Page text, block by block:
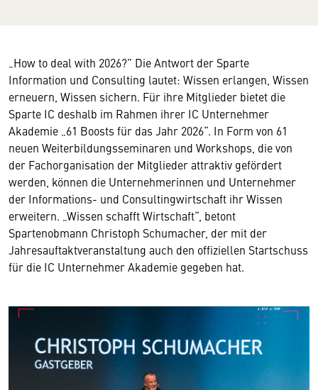
„How to deal with 2026?” Die Antwort der Sparte
Information und Consulting lautet: Wissen erlangen, Wissen
erneuern, Wissen sichern. Für ihre Mitglieder bietet die
Sparte IC deshalb im Rahmen ihrer IC Unternehmer
Akademie „61 Boosts für das Jahr 2026“. In Form von 61
neuen Weiterbildungsseminaren und Workshops, die von
der Fachorganisation der Mitglieder attraktiv gefördert
werden, können die Unternehmerinnen und Unternehmer
der Informations- und Consultingwirtschaft ihr Wissen
erweitern. „Wissen schafft Wirtschaft“, betont
Spartenobmann Christoph Schumacher, der mit der
Jahresauftaktveranstaltung auch den offiziellen Startschuss
für die IC Unternehmer Akademie gegeben hat.